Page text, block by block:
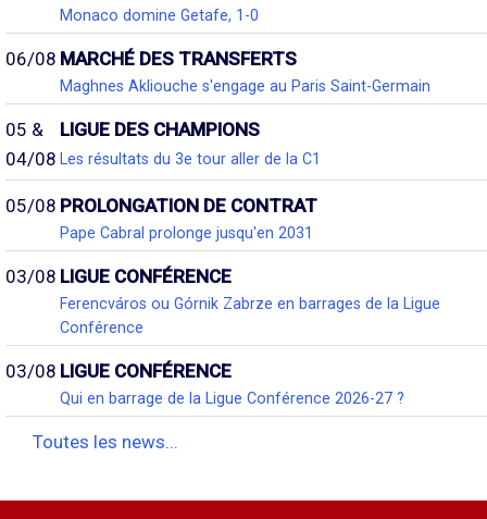
Monaco domine Getafe, 1-0
06/08 MARCHÉ DES TRANSFERTS
Maghnes Akliouche s'engage au Paris Saint-Germain
05 &
04/08
LIGUE DES CHAMPIONS
Les résultats du 3e tour aller de la C1
05/08 PROLONGATION DE CONTRAT
Pape Cabral prolonge jusqu'en 2031
03/08 LIGUE CONFÉRENCE
Ferencváros ou Górnik Zabrze en barrages de la Ligue
Conférence
03/08 LIGUE CONFÉRENCE
Qui en barrage de la Ligue Conférence 2026-27 ?
Toutes les news...